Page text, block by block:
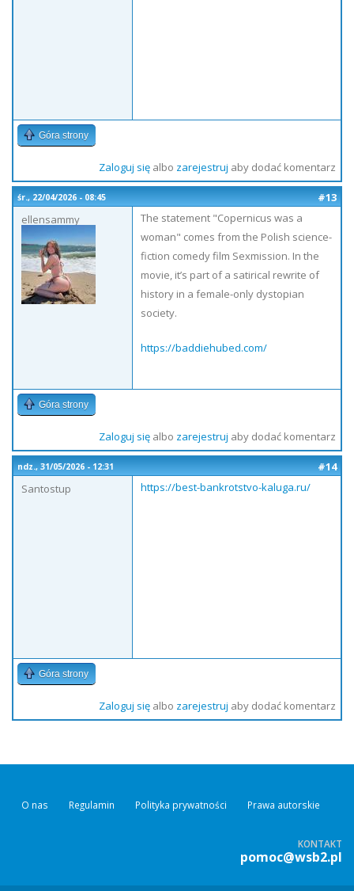
Góra strony
Zaloguj sięalbo zarejestruj aby dodać komentarz
śr., 22/04/2026 - 08:45
#13
ellensammy
The statement "Copernicus was a
woman" comes from the Polish science-
fiction comedy film Sexmission. In the
movie, it’s part of a satirical rewrite of
history in a female-only dystopian
society.
https://baddiehubed.com/
Góra strony
Zaloguj sięalbo zarejestruj aby dodać komentarz
ndz., 31/05/2026 - 12:31
#14
Santostup
https://best-bankrotstvo-kaluga.ru/
Góra strony
Zaloguj sięalbo zarejestruj aby dodać komentarz
O nas Regulamin Polityka prywatności Prawa autorskie
KONTAKT
pomoc@wsb2.pl